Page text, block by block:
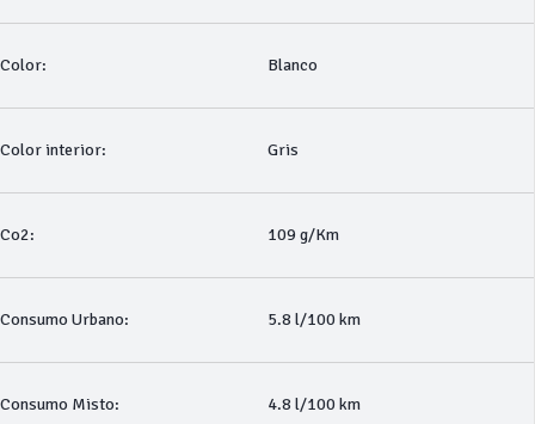
Color: Blanco
Color interior: Gris
Co2: 109 g/Km
Consumo Urbano: 5.8 l/100 km
Consumo Misto: 4.8 l/100 km